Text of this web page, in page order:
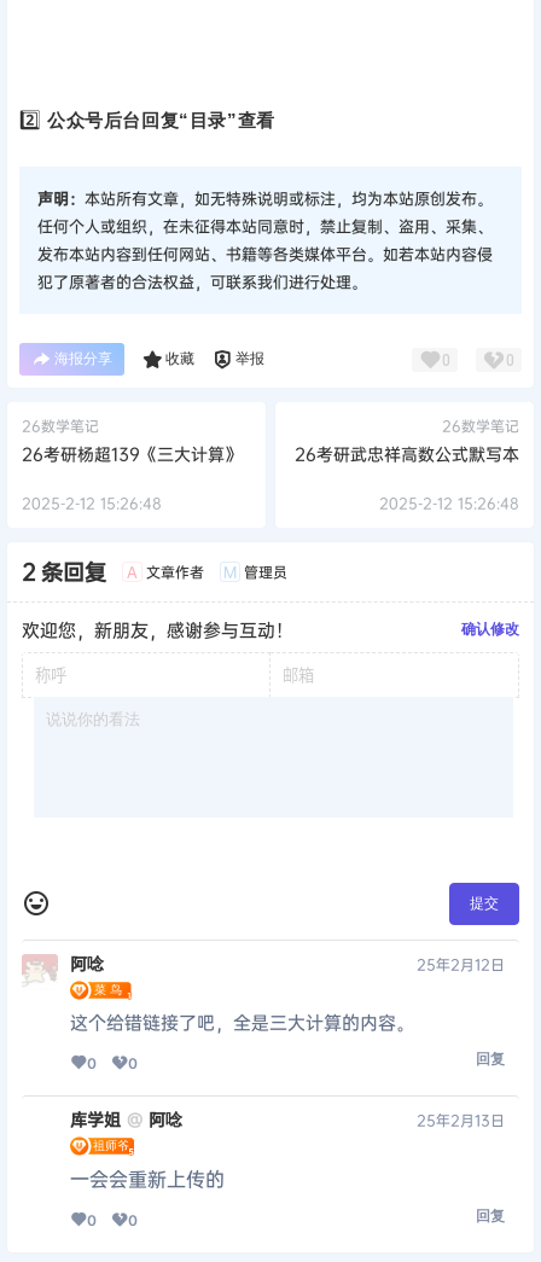
2️⃣公众号后台回复“目录”查看
声明： 本站所有文章，如无特殊说明或标注，均为本站原创发布。
任何个人或组织，在未征得本站同意时，禁止复制、盗用、采集、
发布本站内容到任何网站、书籍等各类媒体平台。如若本站内容侵
犯了原著者的合法权益，可联系我们进行处理。
海报分享 收藏 举报 0 0
26数学笔记
26考研杨超139《三大计算》
2025-2-12 15:26:48
26数学笔记
26考研武忠祥高数公式默写本
2025-2-12 15:26:48
2 条回复 A 文章作者 M 管理员
欢迎您，新朋友，感谢参与互动！ 确认修改
提交
阿唸 25年2月12日
这个给错链接了吧，全是三大计算的内容。
0 0 回复
库学姐 @ 阿唸 25年2月13日
一会会重新上传的
0 0 回复